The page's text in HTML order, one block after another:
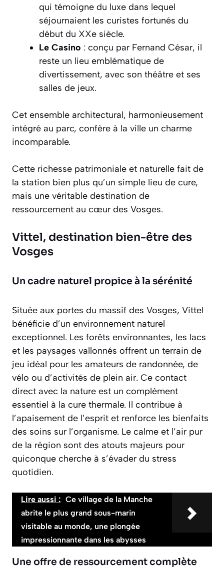
qui témoigne du luxe dans lequel
séjournaient les curistes fortunés du
début du XXe siècle.
Le Casino : conçu par Fernand César, il
reste un lieu emblématique de
divertissement, avec son théâtre et ses
salles de jeux.
Cet ensemble architectural, harmonieusement
intégré au parc, confère à la ville un charme
incomparable.
Cette richesse patrimoniale et naturelle fait de
la station bien plus qu’un simple lieu de cure,
mais une véritable destination de
ressourcement au cœur des Vosges.
Vittel, destination bien-être des
Vosges
Un cadre naturel propice à la sérénité
Située aux portes du massif des Vosges, Vittel
bénéficie d’un environnement naturel
exceptionnel. Les forêts environnantes, les lacs
et les paysages vallonnés offrent un terrain de
jeu idéal pour les amateurs de randonnée, de
vélo ou d’activités de plein air. Ce contact
direct avec la nature est un complément
essentiel à la cure thermale. Il contribue à
l’apaisement de l’esprit et renforce les bienfaits
des soins sur l’organisme. Le calme et l’air pur
de la région sont des atouts majeurs pour
quiconque cherche à s’évader du stress
quotidien.
Lire aussi : Ce village de la Manche
abrite le plus grand sous-marin
visitable au monde, une plongée
impressionnante dans les abysses
Une offre de ressourcement complète